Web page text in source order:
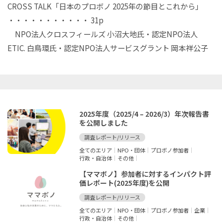
CROSS TALK「日本のプロボノ 2025年の節目とこれから」
・・・・・・・・・・・ 31p
NPO法人クロスフィールズ 小沼大地氏・認定NPO法人
ETIC. 白鳥環氏・認定NPO法人サービスグラント 岡本祥公子
2025年度（2025/4 – 2026/3）年次報告書
を公開しました
調査レポート/リリース
全てのエリア
NPO・団体
プロボノ参加者
行政・自治体
その他
【ママボノ】参加者に対するインパクト評
価レポート(2025年度)を公開
調査レポート/リリース
全てのエリア
NPO・団体 プロボノ参加者
企業
行政・自治体
その他